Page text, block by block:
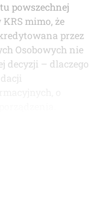
powszechnej
mimo, że
przez
Osobowych nie
decyzji – dlaczego